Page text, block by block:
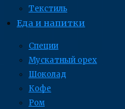
Текстиль
Еда и напитки
Специи
Мускатный орех
Шоколад
Кофе
Ром